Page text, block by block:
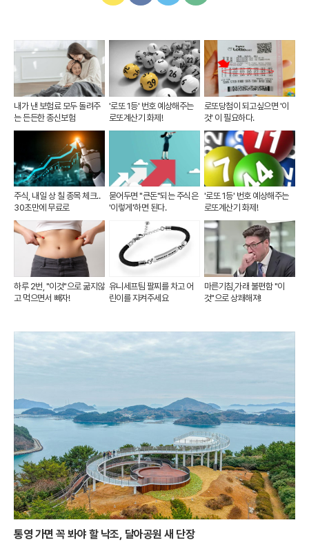
카
톡
페
북
트
U
복
사
내가 낸 보험료 모두 돌려주
는 든든한 종신보험
'로또 1등' 번호 예상해주는
로또계산기 화제!
로또당첨이 되고싶으면 '이
것' 이 필요하다.
주식, 내일 상 칠 종목 체크..
30초만에 무료로
묻어두면 "큰돈"되는 주식은
'이렇게'하면 된다.
'로또 1등' 번호 예상해주는
로또계산기 화제!
하루 2번, "이것"으로 굶지않
고 먹으면서 빼자!
유니세프팀 팔찌를 차고 어
린이를 지켜주세요
마른기침,가래 불편함 "이
것"으로 상쾌해져!
통영 가면 꼭 봐야 할 낙조, 달아공원 새 단장